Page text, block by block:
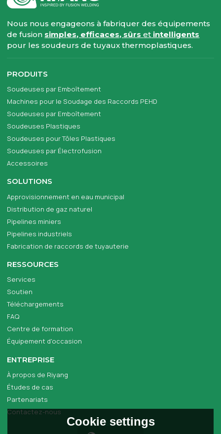
Nous nous engageons à fabriquer des équipements
de fusion simples, efficaces, sûrset intelligents
pour les soudeurs de tuyaux thermoplastiques.
PRODUITS
Soudeuses par Emboîtement
Machines pour le Soudage des Raccords PEHD
Soudeuses par Emboîtement
Soudeuses Plastiques
Soudeuses pour Tôles Plastiques
Soudeuses par Électrofusion
Accessoires
SOLUTIONS
Approvisionnement en eau municipal
Distribution de gaz naturel
Pipelines miniers
Pipelines industriels
Fabrication de raccords de tuyauterie
RESSOURCES
Services
Soutien
Téléchargements
FAQ
Centre de formation
Équipement d'occasion
ENTREPRISE
À propos de Riyang
Études de cas
Partenariats
Contactez-nous
Cookie settings